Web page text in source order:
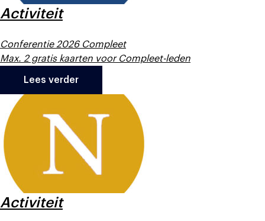
Activiteit
Conferentie 2026 Compleet
Max. 2 gratis kaarten voor Compleet-leden
Lees verder
Activiteit